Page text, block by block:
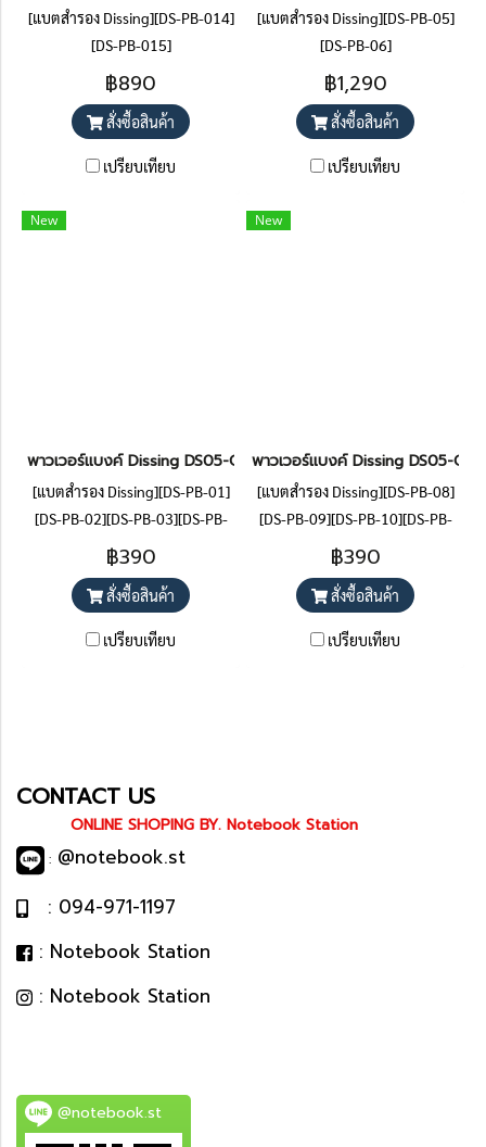
[แบตสำรอง Dissing][DS-PB-014]
[DS-PB-015]
฿890
สั่งซื้อสินค้า
เปรียบเทียบ
[แบตสำรอง Dissing][DS-PB-05]
[DS-PB-06]
฿1,290
สั่งซื้อสินค้า
เปรียบเทียบ
New
พาวเวอร์แบงค์ Dissing DS05-CA8 DISNEY 5,000 mAh ชาร์จไว
[แบตสำรอง Dissing][DS-PB-01]
[DS-PB-02][DS-PB-03][DS-PB-
04][DS-PB-05]
฿390
สั่งซื้อสินค้า
เปรียบเทียบ
New
พาวเวอร์แบงค์ Dissing DS05-
[แบตสำรอง Dissing][DS-PB-08]
[DS-PB-09][DS-PB-10][DS-PB-
11]
฿390
สั่งซื้อสินค้า
เปรียบเทียบ
CONTACT US
ONLINE SHOPING BY. Notebook Station
: @notebook.st
: 094-971-1197
: Notebook Station
: Notebook Station
@notebook.st